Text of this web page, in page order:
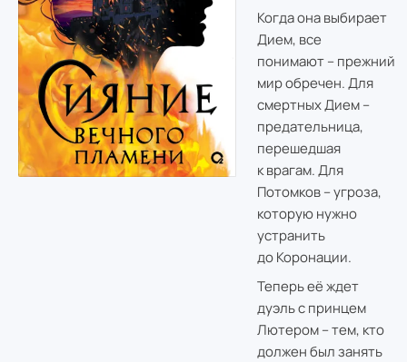
Когда она выбирает
Дием, все
понимают – прежний
мир обречен. Для
смертных Дием –
предательница,
перешедшая
к врагам. Для
Потомков – угроза,
которую нужно
устранить
до Коронации.
Теперь её ждет
дуэль с принцем
Лютером – тем, кто
должен был занять